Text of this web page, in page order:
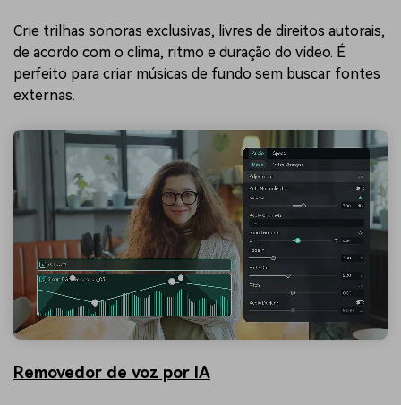
Crie trilhas sonoras exclusivas, livres de direitos autorais,
de acordo com o clima, ritmo e duração do vídeo. É
perfeito para criar músicas de fundo sem buscar fontes
externas.
Removedor de voz por IA